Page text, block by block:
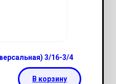
3/16-3/4
В корзину